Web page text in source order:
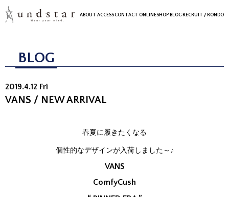
ABOUT ACCESSCONTACT ONLINESHOP BLOG RECRUIT / RONDO
BLOG
2019.4.12 Fri
VANS / NEW ARRIVAL
春夏に履きたくなる
個性的なデザインが入荷しました～♪
VANS
ComfyCush